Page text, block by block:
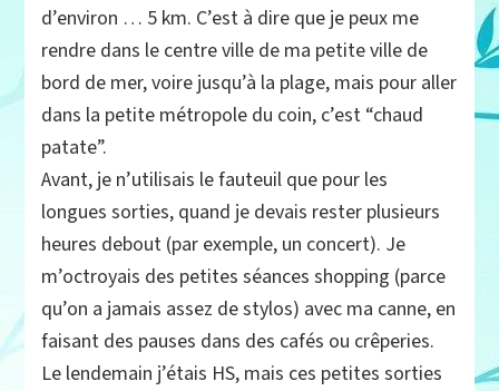
d’environ … 5 km. C’est à dire que je peux me
rendre dans le centre ville de ma petite ville de
bord de mer, voire jusqu’à la plage, mais pour aller
dans la petite métropole du coin, c’est “chaud
patate”.
Avant, je n’utilisais le fauteuil que pour les
longues sorties, quand je devais rester plusieurs
heures debout (par exemple, un concert). Je
m’octroyais des petites séances shopping (parce
qu’on a jamais assez de stylos) avec ma canne, en
faisant des pauses dans des cafés ou crêperies.
Le lendemain j’étais HS, mais ces petites sorties